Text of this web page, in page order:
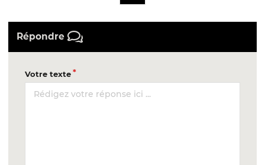
Répondre
Votre texte